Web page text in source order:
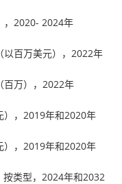
，2020- 2024年
以百万美元），2022年
百万），2022年
），2019年和2020年
），2019年和2020年
类型，2024年和2032